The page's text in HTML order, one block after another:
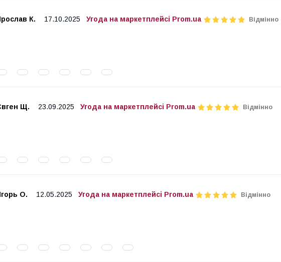
К. 17.10.2025 Угода на маркетплейсі Prom.ua Відмінно
Щ. 23.09.2025 Угода на маркетплейсі Prom.ua Відмінно
О. 12.05.2025 Угода на маркетплейсі Prom.ua Відмінно